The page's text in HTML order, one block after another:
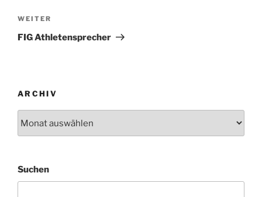
Nächster
Beitrag
WEITER
FIG Athletensprecher
ARCHIV
Suchen